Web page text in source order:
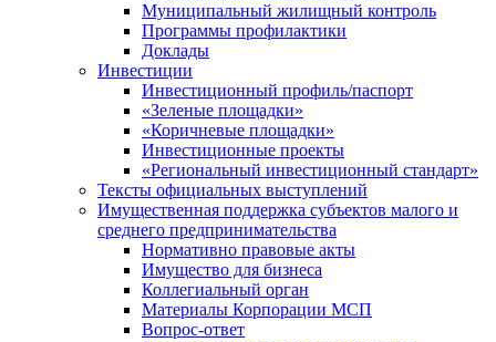
Муниципальный жилищный контроль
Программы профилактики
Доклады
Инвестиции
Инвестиционный профиль/паспорт
«Зеленые площадки»
«Коричневые площадки»
Инвестиционные проекты
«Региональный инвестиционный стандарт»
Тексты официальных выступлений
Имущественная поддержка субъектов малого и
среднего предпринимательства
Нормативно правовые акты
Имущество для бизнеса
Коллегиальный орган
Материалы Корпорации МСП
Вопрос-ответ